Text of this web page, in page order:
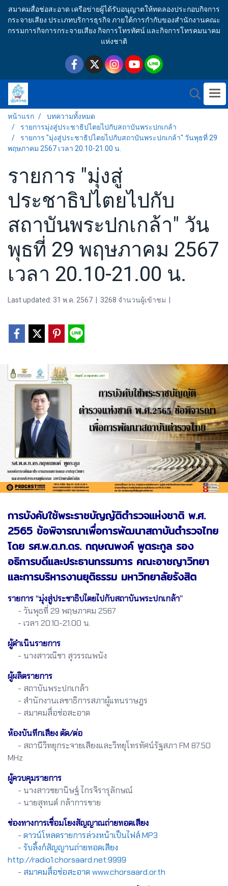
สมาคมสื่อช่อสะอาด เครือข่ายผู้ได้รับอนุญาตให้ทดลองประกอบกิจการ
กระจายเสียง ประเภทบริการธุรกิจ ภายใต้การกำกับของสำนักงานคณะ
กรรมการกิจการกระจายเสียง กิจการโทรทัศน์ และกิจการโทรคมนาคม
แห่งชาติ
หน้าแรก
บทความทั้งหมด
รายการมุ่งสู่ประชาธิปไตยไปกับสถาบันพระปกเกล้า
รายการ "มุ่งสู่ประชาธิปไตยไปกับสถาบันพระปกเกล้า" วันพุธที่ 29
พฤษภาคม 2567 เวลา 20.10-21.00 น.
รายการ "มุ่งสู่
ประชาธิปไตยไปกับ
สถาบันพระปกเกล้า" วัน
พุธที่ 29 พฤษภาคม 2567
เวลา 20.10-21.00 น.
Last updated: 31 พ.ค. 2567 3268 จำนวนผู้เข้าชม
การบังคับใช้พระราชบัญญัติตำรวจแห่งชาติ พ.ศ.
2565 ข้อพิจารณาเพื่อการพัฒนาสถาบันตำรวจไทย
โดย รศ.พ.ต.ท.ดร. กฤษณพงค์ พูตระกูล รอง
อธิการบดีและประธานกรรมการ คณะอาชญาวิทยา
และการบริหารงานยุติธรรม มหาวิทยาลัยรังสิต
รายการ “มุ่งสู่ประชาธิปไตยไปกับสถาบันพระปกเกล้า”
- วันพุธที่ 29 พฤษภาคม 2567
- เวลา 20.10-21.00 น.
ผู้ดำเนินรายการ
- นางสาวณิชา สุวรรณพนัง
ผู้ผลิตรายการ
- สถาบันพระปกเกล้า
- สำนักงานเลขาธิการสภาผู้แทนราษฎร
- สมาคมสื่อช่อสะอาด
ห้องบันทึกเสียง ตัด/ต่อ
- สถานีวิทยุกระจายเสียงและวิทยุโทรทัศน์รัฐสภา FM 87.50
MHz
ผู้ควบคุมรายการ
- นางสาวชยานิษฐ์ ไกรจิรารุลักษณ์
- นายสุทนต์ กล้าการขาย
ช่องทางการเชื่อมโยงสัญญาณถ่ายทอดเสียง
- ดาวน์โหลดรายการล่วงหน้าเป็นไฟล์.MP3
- รับลิ้งก์สัญญานถ่ายทอดเสียง
http://radio1.chorsaard.net:9999
- สมาคมสื่อช่อสะอาด www.chorsaard.or.th